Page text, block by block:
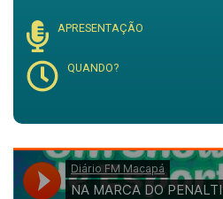
APRESENTAÇÃO
QUANDO?